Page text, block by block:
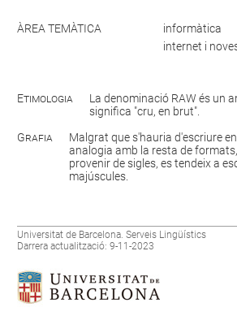
ÀREA TEMÀTICA
informàtica
internet i
Etimologia
La denominació RAW és un
significa "cru, en brut".
Grafia
Malgrat que s'hauria d'escriure
analogia amb la resta de
provenir de sigles, es tendeix a
majúscules.
Universitat de Barcelona. Serveis Lingüístics
Darrera actualització: 9-11-2023